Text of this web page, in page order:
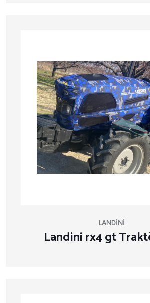
LANDINI
Landini rx4 gt